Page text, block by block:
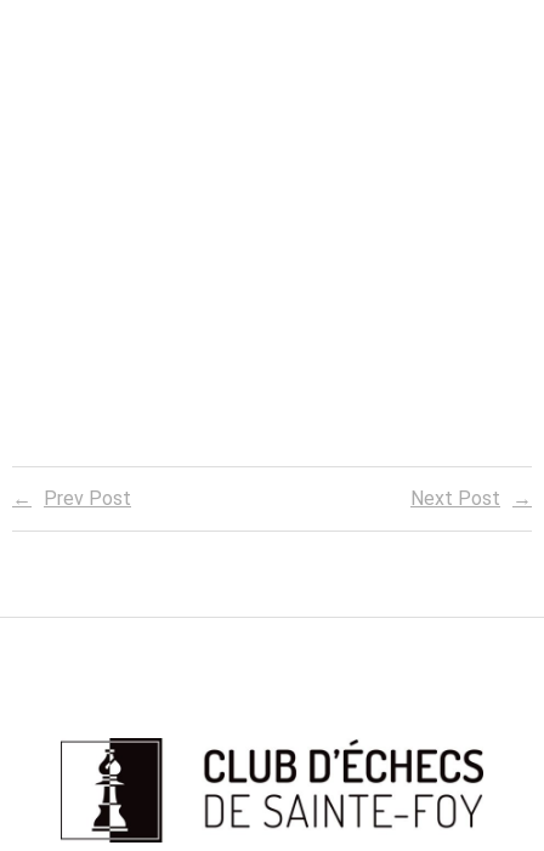
Prev Post Next Post